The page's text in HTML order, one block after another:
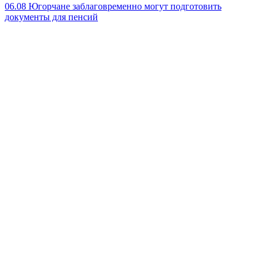
06.08 Югорчане заблаговременно могут подготовить
документы для пенсий